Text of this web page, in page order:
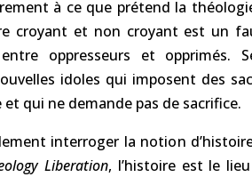
à ce que prétend la
croyant et non croyant est un
oppresseurs et opprimés.
idoles qui imposent des
qui ne demande pas de sacrifice.
interroger la notion
Liberation, l’histoire est le